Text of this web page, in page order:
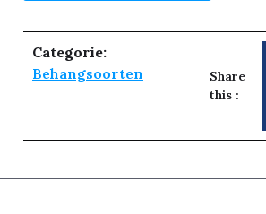
Categorie:
Behangsoorten
Share
this :